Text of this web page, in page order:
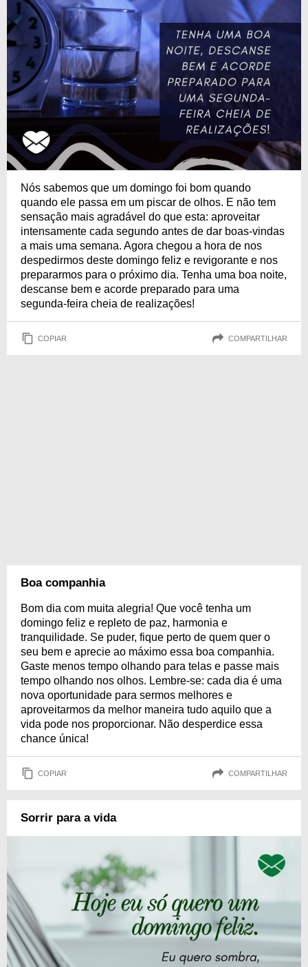
Nós sabemos que um domingo foi bom quando
quando ele passa em um piscar de olhos. E não tem
sensação mais agradável do que esta: aproveitar
intensamente cada segundo antes de dar boas-vindas
a mais uma semana. Agora chegou a hora de nos
despedirmos deste domingo feliz e revigorante e nos
prepararmos para o próximo dia. Tenha uma boa noite,
descanse bem e acorde preparado para uma
segunda-feira cheia de realizações!
COPIAR COMPARTILHAR
Boa companhia
Bom dia com muita alegria! Que você tenha um
domingo feliz e repleto de paz, harmonia e
tranquilidade. Se puder, fique perto de quem quer o
seu bem e aprecie ao máximo essa boa companhia.
Gaste menos tempo olhando para telas e passe mais
tempo olhando nos olhos. Lembre-se: cada dia é uma
nova oportunidade para sermos melhores e
aproveitarmos da melhor maneira tudo aquilo que a
vida pode nos proporcionar. Não desperdice essa
chance única!
COPIAR COMPARTILHAR
Sorrir para a vida